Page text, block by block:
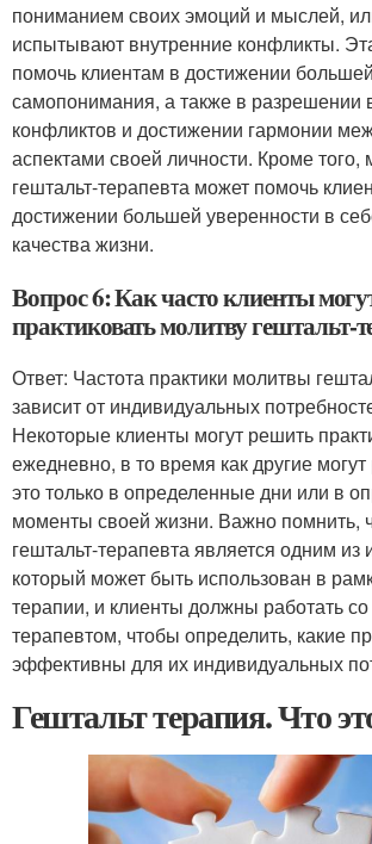
пониманием своих эмоций и мыслей,
испытывают внутренние конфликты.
помочь клиентам в достижении
самопонимания, а также в разрешении
конфликтов и достижении гармонии
аспектами своей личности. Кроме того,
гештальт-терапевта может помочь
достижении большей уверенности в
качества жизни.
Вопрос 6: Как часто клиенты
практиковать молитву гештальт-
Ответ: Частота практики молитвы
зависит от индивидуальных
Некоторые клиенты могут решить
ежедневно, в то время как другие
это только в определенные дни или в
моменты своей жизни. Важно помнить,
гештальт-терапевта является одним из
который может быть использован в
терапии, и клиенты должны работать
терапевтом, чтобы определить, какие
эффективны для их индивидуальных
Гештальт терапия. Что